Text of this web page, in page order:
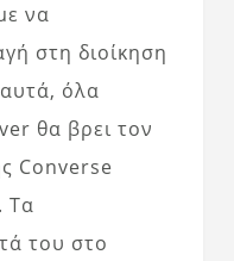
να
στη διοίκηση
όλα
θα βρει τον
Converse
Τα
του στο